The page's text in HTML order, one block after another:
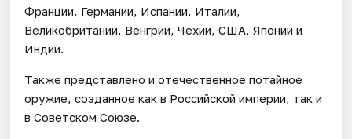
Франции, Германии, Испании, Италии,
Великобритании, Венгрии, Чехии, США, Японии и
Индии.
Также представлено и отечественное потайное
оружие, созданное как в Российской империи, так и
в Советском Союзе.